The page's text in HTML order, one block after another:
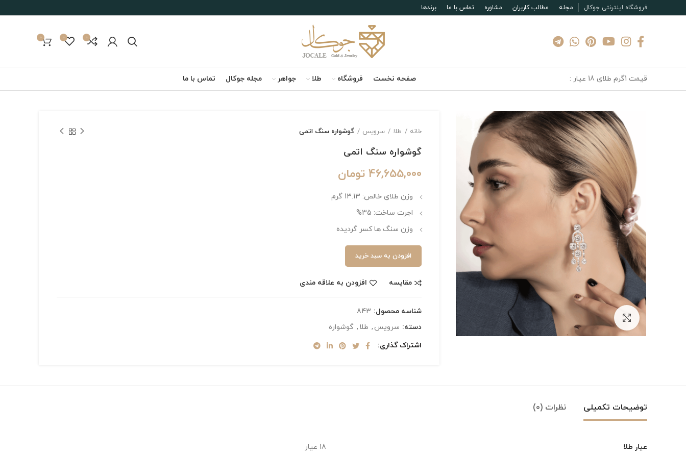
فروشگاه اینترنتی جوکال مجله مطالب کاربران مشاوره تماس با ما برندها
0
0
0
قیمت 1گرم طلای 18 عیار : صفحه نخست فروشگاه طلا جواهر مجله جوکال تماس با ما
بزرگنمایی تصویر
خانه طلا سرویس گوشواره سنگ اتمی
گوشواره سنگ اتمی
46,655,000 تومان
وزن طلای خالص: 13.13 گرم
اجرت ساخت: 35%
وزن سنگ ها کسر گردیده
افزودن به سبد خرید
مقایسه افزودن به علاقه مندی
شناسه محصول: 843
دسته: سرویس , طلا , گوشواره
اشتراک گذاری
توضیحات تکمیلی نظرات (0)
عیار طلا 18 عیار